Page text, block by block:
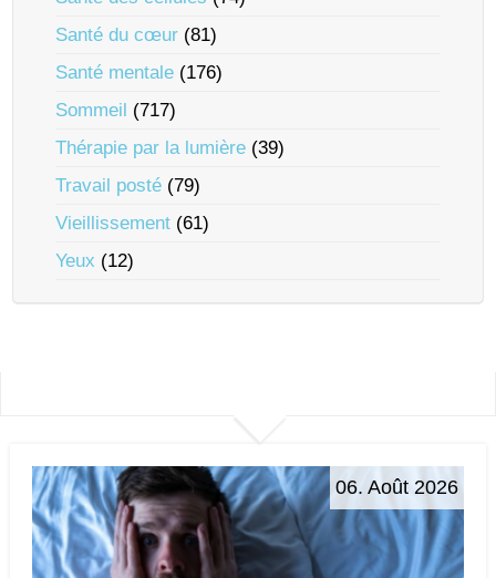
Santé du cœur (81)
Santé mentale (176)
Sommeil (717)
Thérapie par la lumière (39)
Travail posté (79)
Vieillissement (61)
Yeux (12)
06. Août 2026